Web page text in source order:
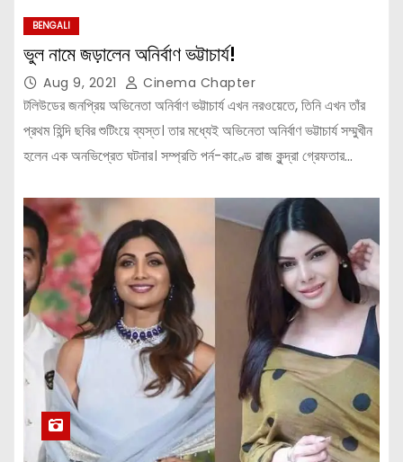
BENGALI
ভুল নামে জড়ালেন অনির্বাণ ভট্টাচার্য!
Aug 9, 2021 Cinema Chapter
টলিউডের জনপ্রিয় অভিনেতা অনির্বাণ ভট্টাচার্য এখন নরওয়েতে, তিনি এখন তাঁর
প্রথম হিন্দি ছবির শুটিংয়ে ব্যস্ত। তার মধ্যেই অভিনেতা অনির্বাণ ভট্টাচার্য সম্মুখীন
হলেন এক অনভিপ্রেত ঘটনার। সম্প্রতি পর্ন-কাণ্ডে রাজ কুন্দ্রা গ্রেফতার…